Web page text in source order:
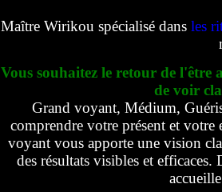
Maître Wirikou spécialisé dans les
Vous souhaitez le retour de l'être
de voir
Grand voyant, Médium,
comprendre votre présent et votre
voyant vous apporte une vision
des résultats visibles et